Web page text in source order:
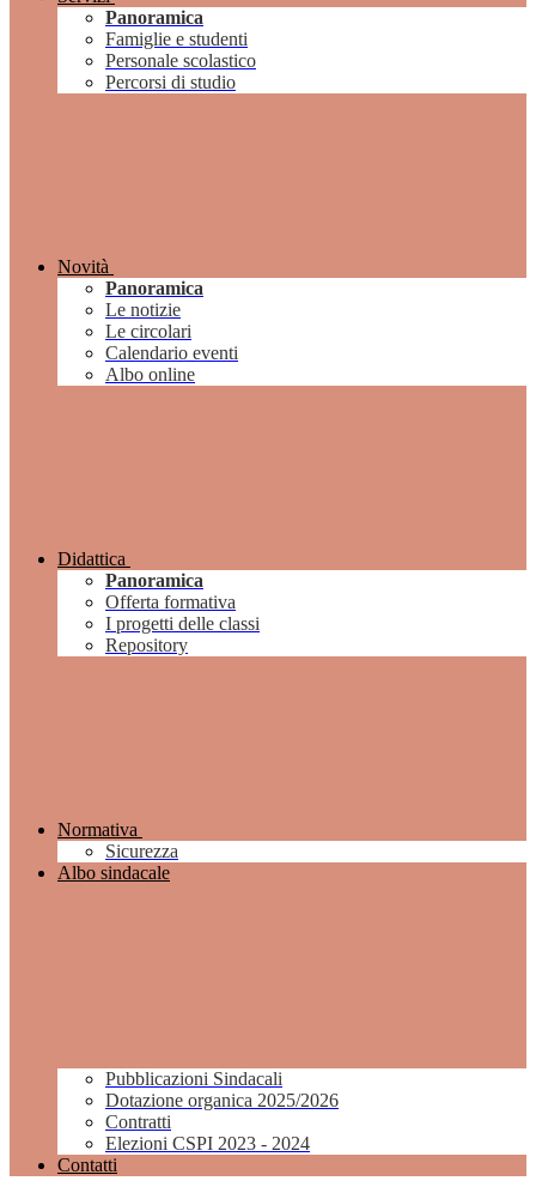
Panoramica
Famiglie e studenti
Personale scolastico
Percorsi di studio
Novità
Panoramica
Le notizie
Le circolari
Calendario eventi
Albo online
Didattica
Panoramica
Offerta formativa
I progetti delle classi
Repository
Normativa
Sicurezza
Albo sindacale
Pubblicazioni Sindacali
Dotazione organica 2025/2026
Contratti
Elezioni CSPI 2023 - 2024
Contatti